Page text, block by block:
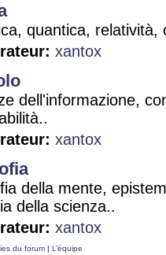
quantica, relatività,
xantox
dell'informazione,
xantox
della mente,
della scienza..
xantox
du forum | L’équipe